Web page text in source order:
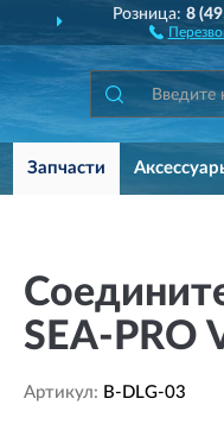
Розница:8
Запчасти
SEA-PRO
Артикул: B-DLG-03